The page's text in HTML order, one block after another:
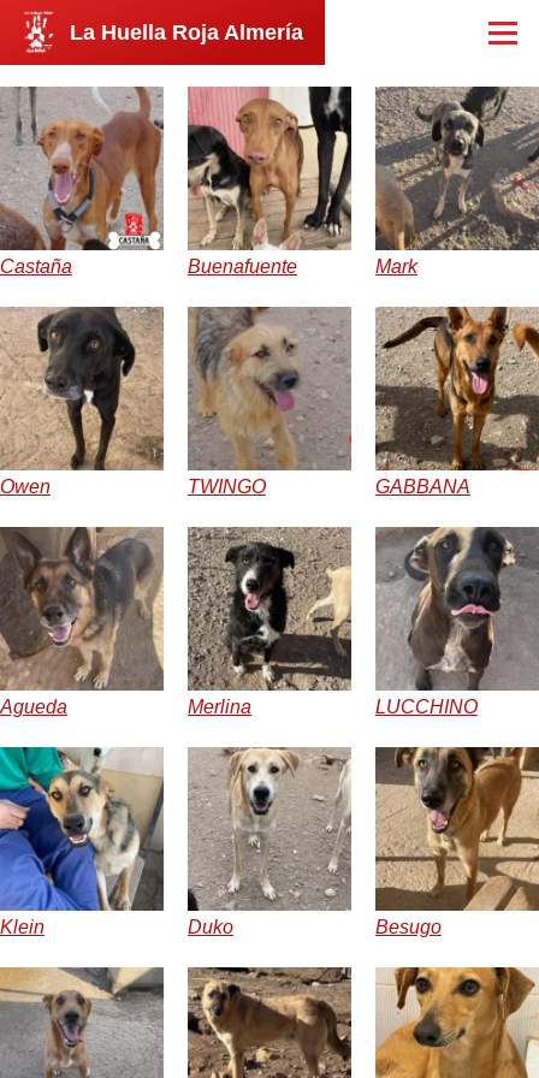
Pasar al contenido principal
La Huella Roja Almería Menú
Castaña Buenafuente Mark
Owen TWINGO GABBANA
Agueda Merlina LUCCHINO
Klein Duko Besugo